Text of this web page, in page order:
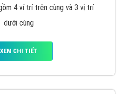
4 ví trí trên cùng và 3 vị trí
dưới cùng
XEM CHI TIẾT